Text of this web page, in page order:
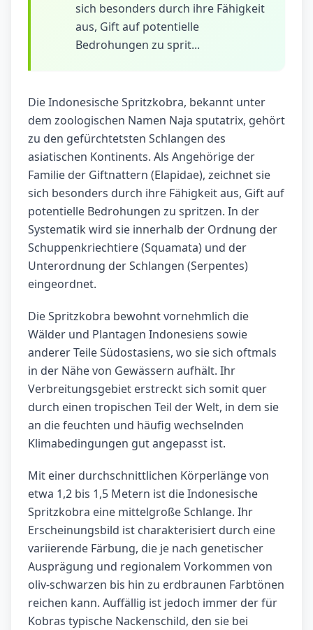
sich besonders durch ihre Fähigkeit
aus, Gift auf potentielle
Bedrohungen zu sprit...
Die Indonesische Spritzkobra, bekannt unter
dem zoologischen Namen Naja sputatrix, gehört
zu den gefürchtetsten Schlangen des
asiatischen Kontinents. Als Angehörige der
Familie der Giftnattern (Elapidae), zeichnet sie
sich besonders durch ihre Fähigkeit aus, Gift auf
potentielle Bedrohungen zu spritzen. In der
Systematik wird sie innerhalb der Ordnung der
Schuppenkriechtiere (Squamata) und der
Unterordnung der Schlangen (Serpentes)
eingeordnet.
Die Spritzkobra bewohnt vornehmlich die
Wälder und Plantagen Indonesiens sowie
anderer Teile Südostasiens, wo sie sich oftmals
in der Nähe von Gewässern aufhält. Ihr
Verbreitungsgebiet erstreckt sich somit quer
durch einen tropischen Teil der Welt, in dem sie
an die feuchten und häufig wechselnden
Klimabedingungen gut angepasst ist.
Mit einer durchschnittlichen Körperlänge von
etwa 1,2 bis 1,5 Metern ist die Indonesische
Spritzkobra eine mittelgroße Schlange. Ihr
Erscheinungsbild ist charakterisiert durch eine
variierende Färbung, die je nach genetischer
Ausprägung und regionalem Vorkommen von
oliv-schwarzen bis hin zu erdbraunen Farbtönen
reichen kann. Auffällig ist jedoch immer der für
Kobras typische Nackenschild, den sie bei